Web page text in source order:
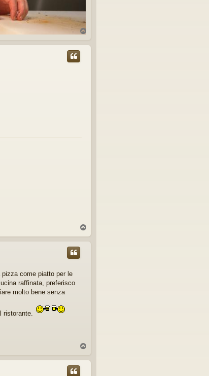
p
o
p
pizza come piatto per le
raffinata, preferisco
molto bene senza
ristorante.
p